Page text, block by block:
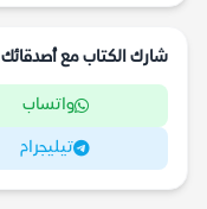
شارك الكتاب مع أصدقائك
واتساب
تيليجرام